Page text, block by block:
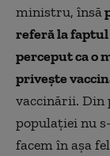
ministru, însă
referă la
perceput ca o
privește
vaccinării. Din
populației nu
facem în așa